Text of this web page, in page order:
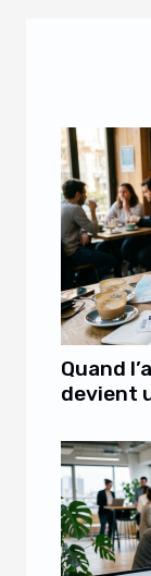
Quand
devient